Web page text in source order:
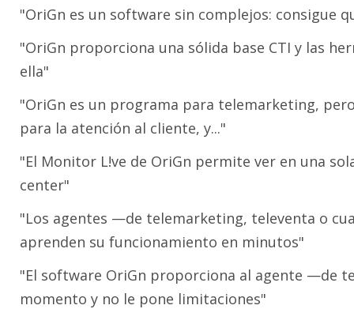
"OriGn es un software sin complejos: consigue
"OriGn proporciona una sólida base CTI y las
ella"
"OriGn es un programa para telemarketing,
para la atención al cliente, y..."
"El Monitor L!ve de OriGn permite ver en una
center"
"Los agentes —de telemarketing, televenta o
aprenden su funcionamiento en minutos"
"El software OriGn proporciona al agente —de
momento y no le pone limitaciones"